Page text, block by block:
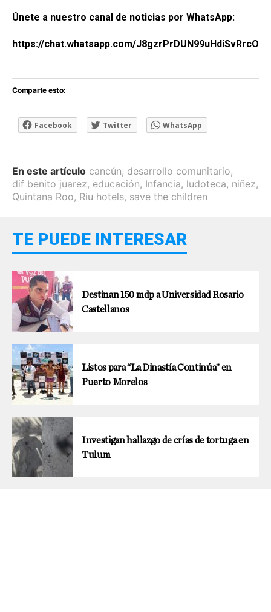
Únete a nuestro canal de noticias por WhatsApp:
https://chat.whatsapp.com/J8gzrPrDUN99uHdiSvRrcO
Comparte esto:
Facebook Twitter WhatsApp
En este artículo cancún, desarrollo comunitario,
dif benito juarez, educación, Infancia, ludoteca, niñez,
Quintana Roo, Riu hotels, save the children
TE PUEDE INTERESAR
Destinan 150 mdp a Universidad Rosario
Castellanos
Listos para “La Dinastía Continúa” en
Puerto Morelos
Investigan hallazgo de crías de tortuga en
Tulum